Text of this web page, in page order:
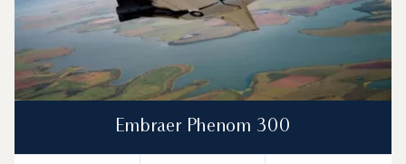
Embraer Phenom 300